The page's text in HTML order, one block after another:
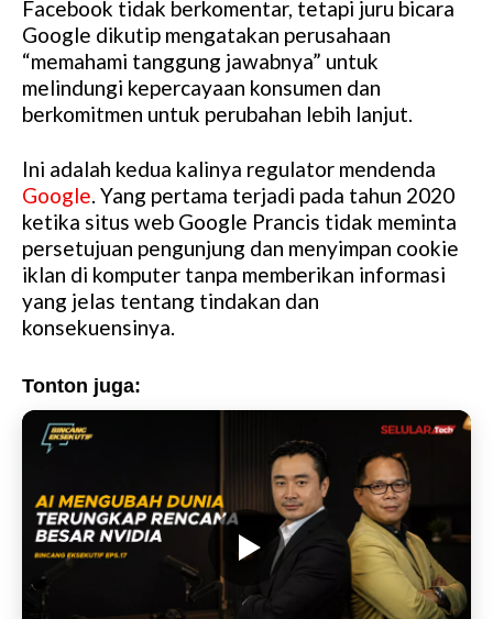
Facebook tidak berkomentar, tetapi juru bicara
Google dikutip mengatakan perusahaan
“memahami tanggung jawabnya” untuk
melindungi kepercayaan konsumen dan
berkomitmen untuk perubahan lebih lanjut.
Ini adalah kedua kalinya regulator mendenda
Google. Yang pertama terjadi pada tahun 2020
ketika situs web Google Prancis tidak meminta
persetujuan pengunjung dan menyimpan cookie
iklan di komputer tanpa memberikan informasi
yang jelas tentang tindakan dan
konsekuensinya.
Tonton juga: